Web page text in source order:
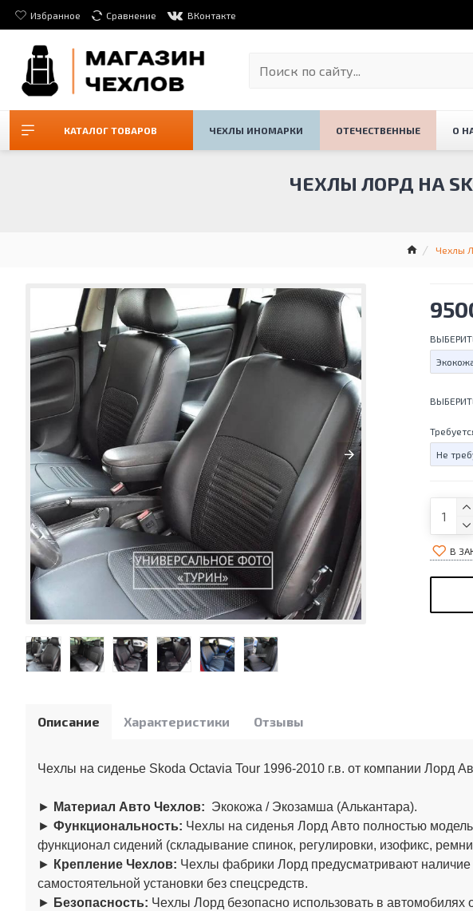
Избранное Сравнение ВКонтакте
КАТАЛОГ ТОВАРОВ ЧЕХЛЫ ИНОМАРКИ ОТЕЧЕСТВЕННЫЕ О
Чехлы
ЧЕХЛЫ ЛОРД НА
Не
В
Описание Характеристики Отзывы
Чехлы на сиденье Skoda Octavia Tour 1996-2010 г.в. от компании Лорд
► Материал Авто Чехлов: Экокожа / Экозамша (Алькантара).
► Функциональность: Чехлы на сиденья Лорд Авто полностью
функционал сидений (складывание спинок, регулировки, изофикс,
► Крепление Чехлов: Чехлы фабрики Лорд предусматривают наличие
самостоятельной установки без спецсредств.
► Безопасность: Чехлы Лорд безопасно использовать в